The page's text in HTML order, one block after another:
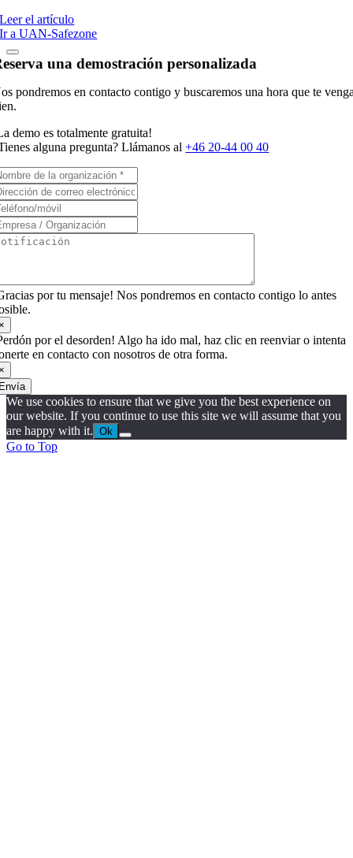
Leer el artículo
Ir a UAN-Safezone
una demostración personalizada
pondremos en contacto contigo y buscaremos una hora que te
demo es totalmente gratuita!
alguna pregunta? Llámanos al+46 20-44 00 40
por tu mensaje! Nos pondremos en contacto contigo lo antes
por el desorden! Algo ha ido mal, haz clic en reenviar o intenta
en contacto con nosotros de otra forma.
We use cookies to ensure that we give you the best experience on
our website. If you continue to use this site we will assume that you
are happy with it. Ok
Go to Top